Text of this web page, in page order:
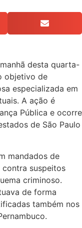
desta quarta-
objetivo de
especializada em
A ação é
Pública e ocorre
de São Paulo
mandados de
contra suspeitos
criminoso.
de forma
também nos